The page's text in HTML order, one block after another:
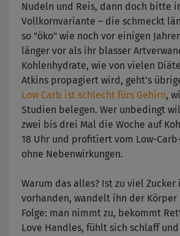
Nudeln und Reis, dann doch bitte
Vollkornvariante – die schmeckt
so "öko" wie noch vor einigen
länger vor als ihr blasser
Kohlenhydrate, wie von vielen
Atkins propagiert wird, geht’s
Low Carb ist schlecht fürs Gehirn,
Studien belegen. Wer unbedingt
zwei bis drei Mal die Woche auf
18 Uhr und profitiert vom Low-
ohne Nebenwirkungen.
Warum das alles? Ist zu viel
vorhanden, wandelt ihn der Körper
Folge: man nimmt zu, bekommt
Love Handles, fühlt sich schlaff